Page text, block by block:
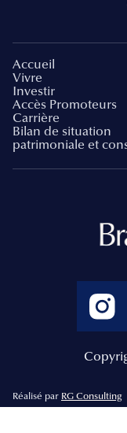
Accueil
Vivre
Investir
Accès Promoteurs
Carrière
Bilan de situation
patrimoniale et
Réalisé par RG Consulting